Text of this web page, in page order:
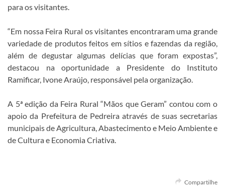
para os visitantes.
“Em nossa Feira Rural os visitantes encontraram uma grande
variedade de produtos feitos em sítios e fazendas da região,
além de degustar algumas delícias que foram expostas”,
destacou na oportunidade a Presidente do Instituto
Ramificar, Ivone Araújo, responsável pela organização.
A 5ª edição da Feira Rural “Mãos que Geram” contou com o
apoio da Prefeitura de Pedreira através de suas secretarias
municipais de Agricultura, Abastecimento e Meio Ambiente e
de Cultura e Economia Criativa.
Compartilhe